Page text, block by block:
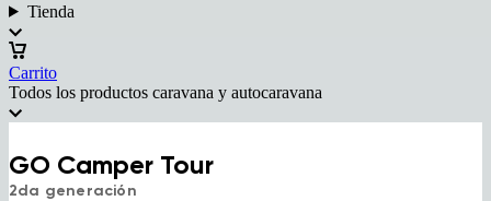
Tienda
Carrito
Todos los productos caravana y autocaravana
GO Camper Tour
2da generación